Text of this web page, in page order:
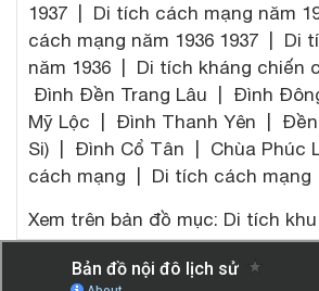
1937 | Di tích cách mạng năm
cách mạng năm 1936 1937 | Di
năm 1936 | Di tích kháng chiến
Đình Đền Trang Lâu | Đình
Mỹ Lộc | Đình Thanh Yên | Đền
Si) | Đình Cổ Tân | Chùa Phúc
cách mạng | Di tích cách mạng
Xem trên bản đồ mục: Di tích